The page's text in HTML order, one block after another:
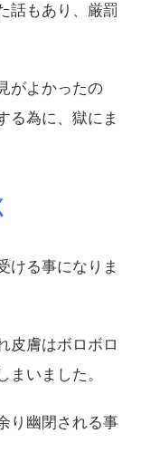
話もあり、厳罰
がよかったの
る為に、獄にま
ける事になりま
皮膚はボロボロ
いました。
り幽閉される事